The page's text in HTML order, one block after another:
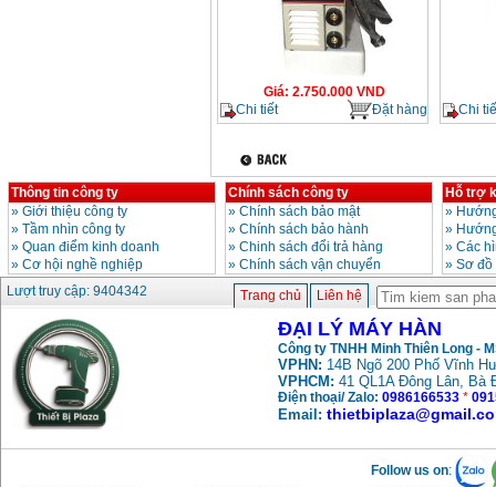
Giá: 2.750.000VND
Chi tiết
Đặt hàng Chi
Thông tin công ty
» Giới thiệu công ty
» Tầm nhìn công ty
» Quan điểm kinh doanh
» Cơ hội nghề nghiệp
Chính sách công ty
» Chính sách bảo mật
» Chính sách bảo hành
» Chinh sách đổi trả hàng
» Chính sách vận chuyển
Hỗ trợ
»
»
» Các
» Sơ
Lượt truy cập: 9404342
Trang chủ Liên hệ
ĐẠI LÝ MÁY HÀN
Công ty TNHH Minh Thiên Long -
VPHN: 14B Ngõ 200 Phố Vĩnh
VPHCM: 41 QL1A Đông Lân, Bà
Điện thoại/ Zalo: 0986166533 *
Email:
Follow us on: